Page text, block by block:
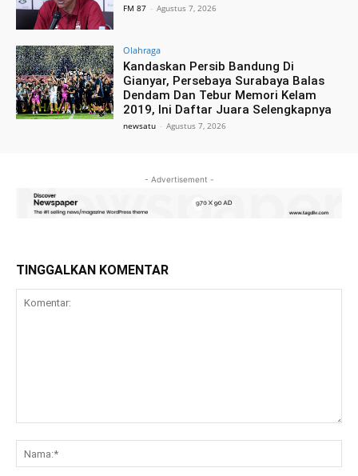
FM 87 - Agustus 7, 2026
Olahraga
Kandaskan Persib Bandung Di
Gianyar, Persebaya Surabaya Balas
Dendam Dan Tebur Memori Kelam
2019, Ini Daftar Juara Selengkapnya
newsatu - Agustus 7, 2026
- Advertisement -
TINGGALKAN KOMENTAR